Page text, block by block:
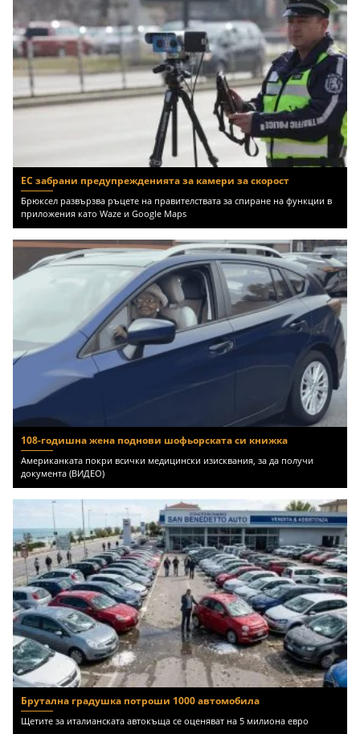
ЕС забрани предупрежденията за камери за скорост
Брюксел развързва ръцете на правителствата за спиране на функции в
приложения като Waze и Google Maps
108-годишна жена поднови шофьорската си книжка
Американката покри всички медицински изисквания, за да получи
документа (ВИДЕО)
Брутална градушка потроши 1000 автомобила
Щетите за италианската автокъща се оценяват на 5 милиона евро